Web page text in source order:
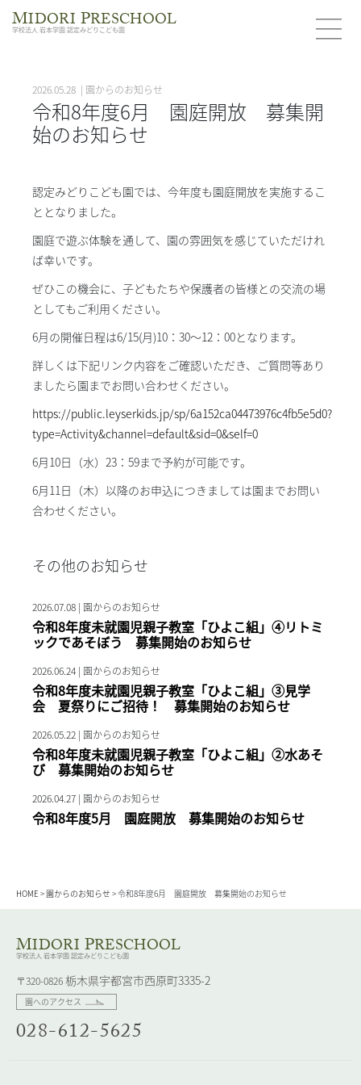
MIDORIPRESCHOOL
学校法人 岩本学園 認定みどりこども園
2026.05.28 | 園からのお知らせ
令和8年度6月 園庭開放 募集開
始のお知らせ
認定みどりこども園では、今年度も園庭開放を実施するこ
ととなりました。
園庭で遊ぶ体験を通して、園の雰囲気を感じていただけれ
ば幸いです。
ぜひこの機会に、子どもたちや保護者の皆様との交流の場
としてもご利用ください。
6月の開催日程は6/15(月)10：30～12：00となります。
詳しくは下記リンク内容をご確認いただき、ご質問等あり
ましたら園までお問い合わせください。
https://public.leyserkids.jp/sp/6a152ca04473976c4fb5e5d0?
type=Activity&channel=default&sid=0&self=0
6月10日（水）23：59まで予約が可能です。
6月11日（木）以降のお申込につきましては園までお問い
合わせください。
その他のお知らせ
2026.07.08 | 園からのお知らせ
令和8年度未就園児親子教室「ひよこ組」④リトミ
ックであそぼう 募集開始のお知らせ
2026.06.24 | 園からのお知らせ
令和8年度未就園児親子教室「ひよこ組」③見学
会 夏祭りにご招待！ 募集開始のお知らせ
2026.05.22 | 園からのお知らせ
令和8年度未就園児親子教室「ひよこ組」②水あそ
び 募集開始のお知らせ
2026.04.27 | 園からのお知らせ
令和8年度5月 園庭開放 募集開始のお知らせ
HOME >園からのお知らせ >令和8年度6月 園庭開放 募集開始のお知らせ
MIDORIPRESCHOOL
学校法人 岩本学園 認定みどりこども園
〒320-0826栃木県宇都宮市西原町3335-2
園へのアクセス
028-612-5625